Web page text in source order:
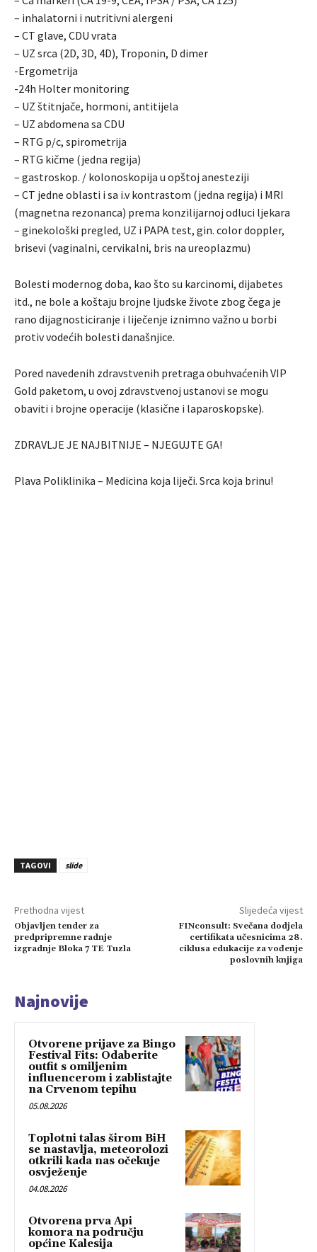
– inhalatorni i nutritivni alergeni
– CT glave, CDU vrata
– UZ srca (2D, 3D, 4D), Troponin, D dimer
-Ergometrija
-24h Holter monitoring
– UZ štitnjače, hormoni, antitijela
– UZ abdomena sa CDU
– RTG p/c, spirometrija
– RTG kičme (jedna regija)
– gastroskop. / kolonoskopija u opštoj anesteziji
– CT jedne oblasti i sa i.v kontrastom (jedna regija) i MRI
(magnetna rezonanca) prema konzilijarnoj odluci ljekara
– ginekološki pregled, UZ i PAPA test, gin. color doppler,
brisevi (vaginalni, cervikalni, bris na ureoplazmu)
Bolesti modernog doba, kao što su karcinomi, dijabetes
itd., ne bole a koštaju brojne ljudske živote zbog čega je
rano dijagnosticiranje i liječenje iznimno važno u borbi
protiv vodećih bolesti današnjice.
Pored navedenih zdravstvenih pretraga obuhvaćenih VIP
Gold paketom, u ovoj zdravstvenoj ustanovi se mogu
obaviti i brojne operacije (klasične i laparoskopske).
ZDRAVLJE JE NAJBITNIJE – NJEGUJTE GA!
Plava Poliklinika – Medicina koja liječi. Srca koja brinu!
TAGOVI slide
Prethodna vijest
Objavljen tender za
predpripremne radnje
izgradnje Bloka 7 TE Tuzla
Slijedeća vijest
FINconsult: Svečana dodjela
certifikata učesnicima 28.
ciklusa edukacije za vođenje
poslovnih knjiga
Najnovije
Otvorene prijave za Bingo
Festival Fits: Odaberite
outfit s omiljenim
influencerom i zablistajte
na Crvenom tepihu
05.08.2026
Toplotni talas širom BiH
se nastavlja, meteorolozi
otkrili kada nas očekuje
osvježenje
04.08.2026
Otvorena prva Api
komora na području
općine Kalesija